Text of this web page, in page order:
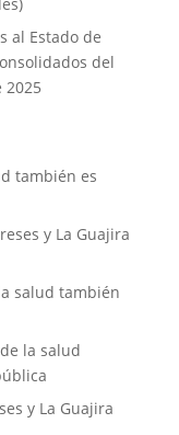
al Estado de
del
2025
también es
y La Guajira
salud también
la salud
y La Guajira